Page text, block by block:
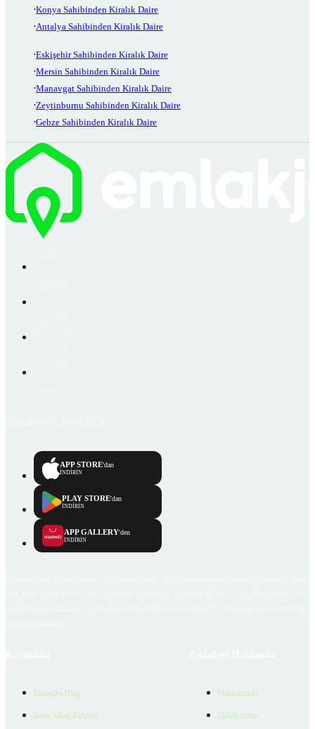
Konya Sahibinden Kiralık Daire
Antalya Sahibinden Kiralık Daire
Eskişehir Sahibinden Kiralık Daire
Mersin Sahibinden Kiralık Daire
Manavgat Sahibinden Kiralık Daire
Zeytinburnu Sahibinden Kiralık Daire
Gebze Sahibinden Kiralık Daire
APP STORE'dan
İNDİRİN
PLAY STORE'dan
İNDİRİN
APP GALLERY'den
İNDİRİN
Emlakjet Blog
Satın Alma Rehberi
Hakkımızda
Ödüllerimiz